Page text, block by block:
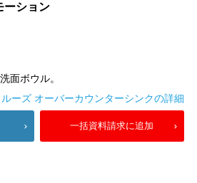
ーション
面ボウル。
ーズ オーバーカウンターシンクの詳細
一括資料請求に追加